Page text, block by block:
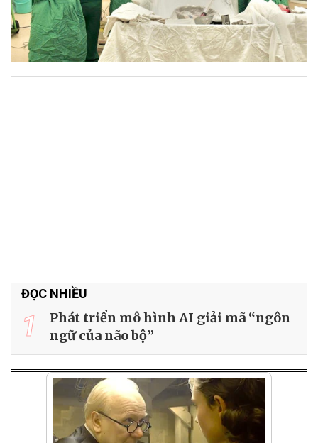
ĐỌC NHIỀU
1
Phát triển mô hình AI giải mã “ngôn
ngữ của não bộ”